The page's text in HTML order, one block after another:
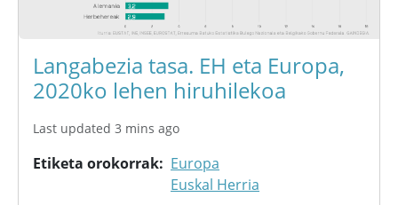
Langabezia tasa. EH eta Europa,
2020ko lehen hiruhilekoa
Last updated 3 mins ago
Etiketa orokorrak
Europa
Euskal Herria